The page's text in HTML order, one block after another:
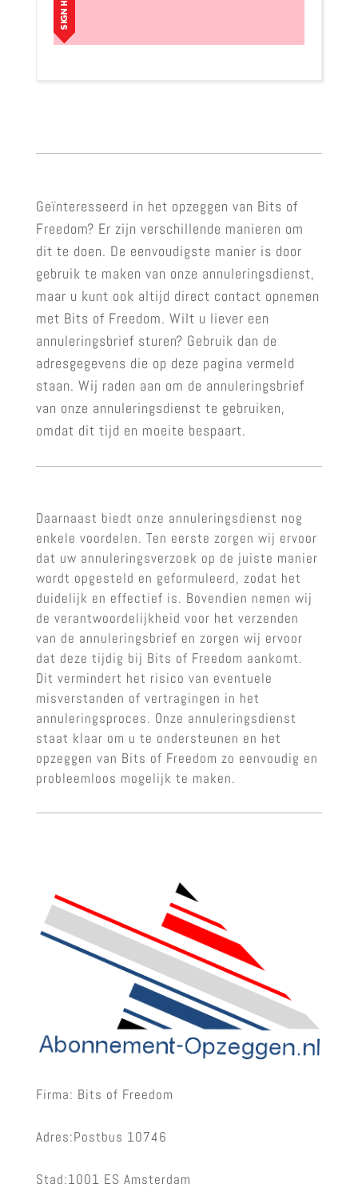
Geïnteresseerd in het opzeggen van Bits of
Freedom? Er zijn verschillende manieren om
dit te doen. De eenvoudigste manier is door
gebruik te maken van onze annuleringsdienst,
maar u kunt ook altijd direct contact opnemen
met Bits of Freedom. Wilt u liever een
annuleringsbrief sturen? Gebruik dan de
adresgegevens die op deze pagina vermeld
staan. Wij raden aan om de annuleringsbrief
van onze annuleringsdienst te gebruiken,
omdat dit tijd en moeite bespaart.
Daarnaast biedt onze annuleringsdienst nog
enkele voordelen. Ten eerste zorgen wij ervoor
dat uw annuleringsverzoek op de juiste manier
wordt opgesteld en geformuleerd, zodat het
duidelijk en effectief is. Bovendien nemen wij
de verantwoordelijkheid voor het verzenden
van de annuleringsbrief en zorgen wij ervoor
dat deze tijdig bij Bits of Freedom aankomt.
Dit vermindert het risico van eventuele
misverstanden of vertragingen in het
annuleringsproces. Onze annuleringsdienst
staat klaar om u te ondersteunen en het
opzeggen van Bits of Freedom zo eenvoudig en
probleemloos mogelijk te maken.
Firma: Bits of Freedom
Adres:Postbus 10746
Stad:1001 ES Amsterdam